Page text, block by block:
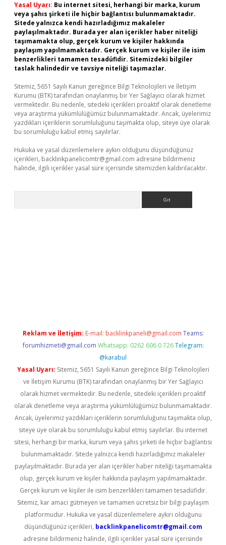
Yasal Uyarı: Bu internet sitesi, herhangi bir marka, kurum
veya şahıs şirketi ile hiçbir bağlantısı bulunmamaktadır.
Sitede yalnızca kendi hazırladığımız makaleler
paylaşılmaktadır. Burada yer alan içerikler haber niteliği
taşımamakta olup, gerçek kurum ve kişiler hakkında
paylaşım yapılmamaktadır. Gerçek kurum ve kişiler ile isim
benzerlikleri tamamen tesadüfidir. Sitemizdeki bilgiler
taslak halindedir ve tavsiye niteliği taşımazlar.
Sitemiz, 5651 Sayılı Kanun gereğince Bilgi Teknolojileri ve İletişim
Kurumu (BTK) tarafından onaylanmış bir Yer Sağlayıcı olarak hizmet
vermektedir. Bu nedenle, sitedeki içerikleri proaktif olarak denetleme
veya araştırma yükümlülüğümüz bulunmamaktadır. Ancak, üyelerimiz
yazdıkları içeriklerin sorumluluğunu taşımakta olup, siteye üye olarak
bu sorumluluğu kabul etmiş sayılırlar.
Hukuka ve yasal düzenlemelere aykırı olduğunu düşündüğünüz
içerikleri, backlinkpanelicomtr@gmail.com adresine bildirmeniz
halinde, ilgili içerikler yasal süre içerisinde sitemizden kaldırılacaktır.
Reklam ve İletişim: E-mail: backlinkpaneli@gmail.com Teams:
forumhizmeti@gmail.com Whatsapp: 0262 606 0 726 Telegram:
@karabul
Yasal Uyarı: Sitemiz, 5651 Sayılı Kanun gereğince Bilgi Teknolojileri
ve İletişim Kurumu (BTK) tarafından onaylanmış bir Yer Sağlayıcı
olarak hizmet vermektedir. Bu nedenle, sitedeki içerikleri proaktif
olarak denetleme veya araştırma yükümlülüğümüz bulunmamaktadır.
Ancak, üyelerimiz yazdıkları içeriklerin sorumluluğunu taşımakta olup,
siteye üye olarak bu sorumluluğu kabul etmiş sayılırlar. Bu internet
sitesi, herhangi bir marka, kurum veya şahıs şirketi ile hiçbir bağlantısı
bulunmamaktadır. Sitede yalnızca kendi hazırladığımız makaleler
paylaşılmaktadır. Burada yer alan içerikler haber niteliği taşımamakta
olup, gerçek kurum ve kişiler hakkında paylaşım yapılmamaktadır.
Gerçek kurum ve kişiler ile isim benzerlikleri tamamen tesadüfidir.
Sitemiz, kar amacı gütmeyen ve tamamen ücretsiz bir bilgi paylaşım
platformudur. Hukuka ve yasal düzenlemelere aykırı olduğunu
düşündüğünüz içerikleri, backlinkpanelicomtr@gmail.com
adresine bildirmeniz halinde, ilgili içerikler yasal süre içerisinde